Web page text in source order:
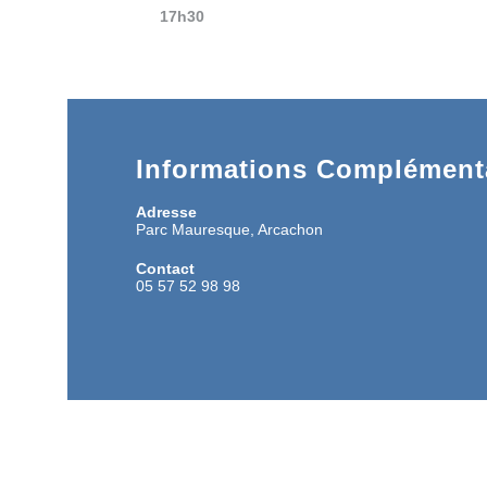
17h30
Informations
Adresse
Parc Mauresque, Arcachon
Contact
05 57 52 98 98